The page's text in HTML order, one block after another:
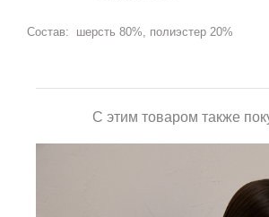
Состав: шерсть 80%, полиэстер 20%
С этим товаром также